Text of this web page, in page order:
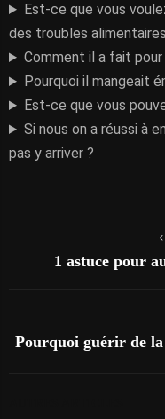
Est-ce que vous
des troubles
Comment il a fait
Pourquoi il mangeait
Est-ce que vous
Si nous on a réussi à
pas y arriver ?
1 astuce pour
Pourquoi guérir de